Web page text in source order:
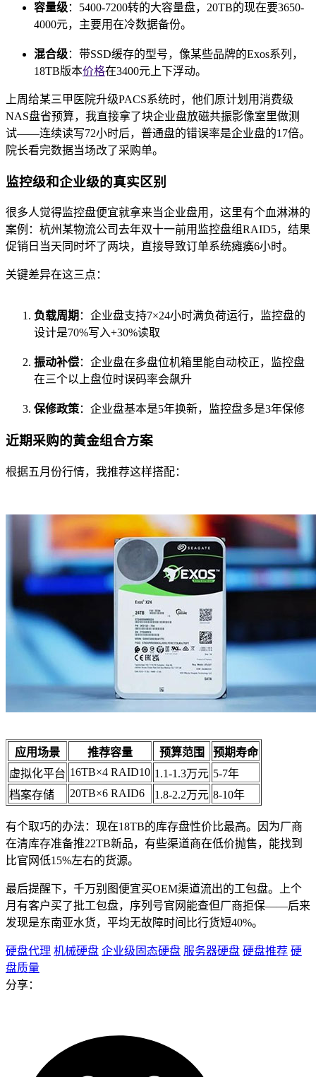
容量级：5400-7200转的大容量盘，20TB的现在要3650-
4000元，主要用在冷数据备份。
混合级：带SSD缓存的型号，像某些品牌的Exos系列，
18TB版本价格在3400元上下浮动。
上周给某三甲医院升级PACS系统时，他们原计划用消费级
NAS盘省预算，我直接拿了块企业盘放磁共振影像室里做测
试——连续读写72小时后，普通盘的错误率是企业盘的17倍。
院长看完数据当场改了采购单。
监控级和企业级的真实区别
很多人觉得监控盘便宜就拿来当企业盘用，这里有个血淋淋的
案例：杭州某物流公司去年双十一前用监控盘组RAID5，结果
促销日当天同时坏了两块，直接导致订单系统瘫痪6小时。
关键差异在这三点：
负载周期 ：企业盘支持7×24小时满负荷运行，监控盘的
设计是70%写入+30%读取
振动补偿：企业盘在多盘位机箱里能自动校正，监控盘
在三个以上盘位时误码率会飙升
保修政策：企业盘基本是5年换新，监控盘多是3年保修
近期采购的黄金组合方案
根据五月份行情，我推荐这样搭配：
应用场景 推荐容量 预算范围
预期寿命
虚拟化平台 16TB×4 RAID10 1.1-1.3万元 5-7年
档案存储
20TB×6 RAID6 1.8-2.2万元 8-10年
有个取巧的办法：现在18TB的库存盘性价比最高。因为厂商
在清库存准备推22TB新品，有些渠道商在低价抛售，能找到
比官网低15%左右的货源。
最后提醒下，千万别图便宜买OEM渠道流出的工包盘。上个
月有客户买了批工包盘，序列号官网能查但厂商拒保——后来
发现是东南亚水货，平均无故障时间比行货短40%。
硬盘代理 机械硬盘 企业级固态硬盘 服务器硬盘 硬盘推荐 硬
盘质量
分享：